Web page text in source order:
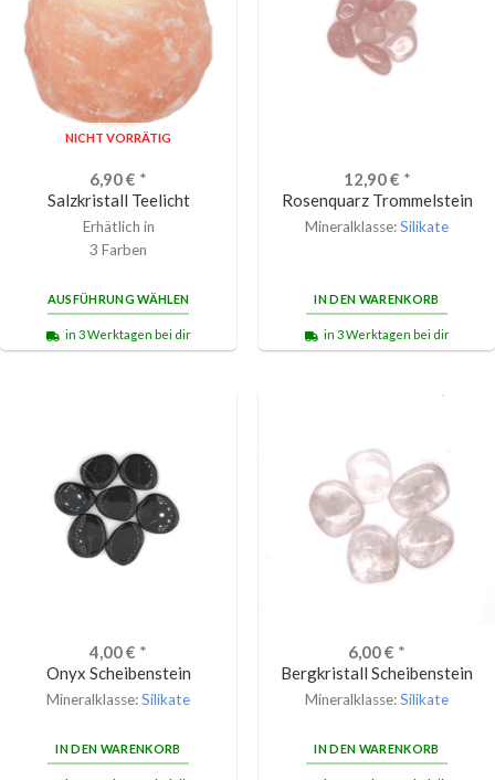
NICHT VORRÄTIG
6,90€ *
Salzkristall Teelicht
Erhätlich in
3 Farben
AUSFÜHRUNG WÄHLEN
in 3 Werktagen bei dir
12,90€ *
Rosenquarz Trommelstein
Mineralklasse:Silikate
IN DEN WARENKORB
in 3 Werktagen bei dir
4,00€ *
Onyx Scheibenstein
Mineralklasse:Silikate
IN DEN WARENKORB
6,00€ *
Bergkristall Scheibenstein
Mineralklasse:Silikate
IN DEN WARENKORB